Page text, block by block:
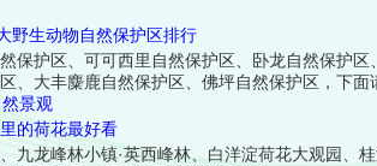
野生动物自然保护区排行
保护区、可可西里自然保护区、卧龙自然保护
、大丰麋鹿自然保护区、佛坪自然保护区，下面
然景观
的荷花最好看
九龙峰林小镇·英西峰林、白洋淀荷花大观园、